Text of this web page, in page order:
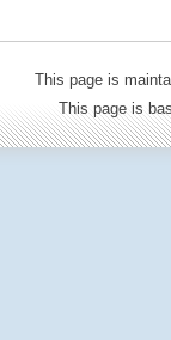
This page is
This page is